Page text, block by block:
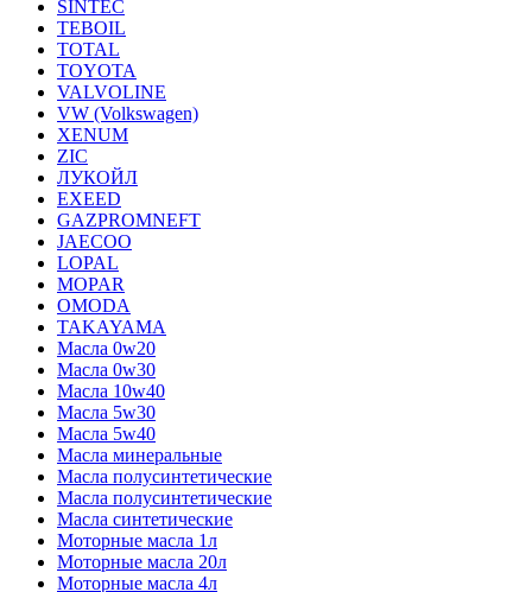
SINTEC
TEBOIL
TOTAL
TOYOTA
VALVOLINE
VW (Volkswagen)
XENUM
ZIC
ЛУКОЙЛ
EXEED
GAZPROMNEFT
JAECOO
LOPAL
MOPAR
OMODA
TAKAYAMA
Масла 0w20
Масла 0w30
Масла 10w40
Масла 5w30
Масла 5w40
Масла минеральные
Масла полусинтетические
Масла полусинтетические
Масла синтетические
Моторные масла 1л
Моторные масла 20л
Моторные масла 4л